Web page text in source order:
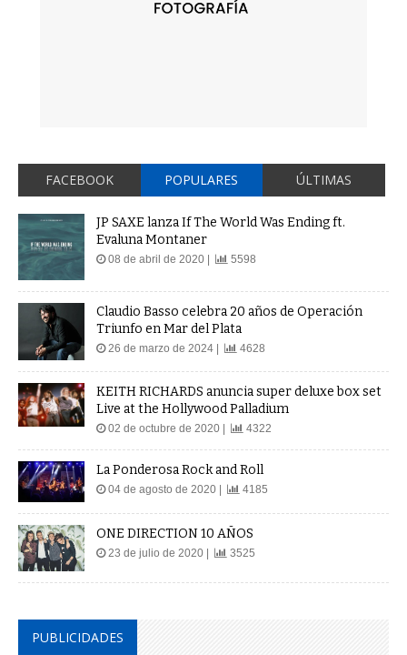
FACEBOOK POPULARES ÚLTIMAS
JP SAXE lanza If The World Was Ending ft.
Evaluna Montaner
08 de abril de 2020 | 5598
Claudio Basso celebra 20 años de Operación
Triunfo en Mar del Plata
26 de marzo de 2024 | 4628
KEITH RICHARDS anuncia super deluxe box set
Live at the Hollywood Palladium
02 de octubre de 2020 | 4322
La Ponderosa Rock and Roll
04 de agosto de 2020 | 4185
ONE DIRECTION 10 AÑOS
23 de julio de 2020 | 3525
PUBLICIDADES